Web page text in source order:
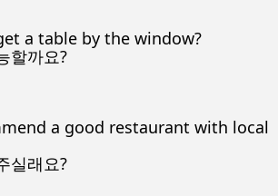
a table by the window?
할까요?
a good restaurant with local
실래요?